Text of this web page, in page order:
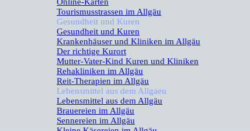
Tourismusstrassen im Allgäu
Gesundheit und Kuren
Gesundheit und Kuren
Krankenhäuser und Kliniken im Allgäu
Der richtige Kurort
Mutter-Vater-Kind Kuren und Kliniken
Rehakliniken im Allgäu
Reit-Therapien im Allgäu
Lebensmittel aus dem Allgaeu
Lebensmittel aus dem Allgäu
Brauereien im Allgäu
Sennereien im Allgäu